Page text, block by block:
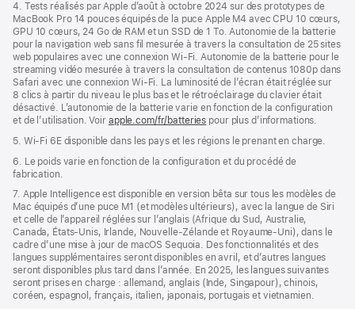
4. Tests réalisés par Apple d’août à octobre 2024 sur des prototypes de
MacBook Pro 14 pouces équipés de la puce Apple M4 avec CPU 10 cœurs,
GPU 10 cœurs, 24 Go de RAM et un SSD de 1 To. Autonomie de la batterie
pour la navigation web sans fil mesurée à travers la consultation de 25 sites
web populaires avec une connexion Wi-Fi. Autonomie de la batterie pour le
streaming vidéo mesurée à travers la consultation de contenus 1080p dans
Safari avec une connexion Wi-Fi. La luminosité de l’écran était réglée sur
8 clics à partir du niveau le plus bas et le rétroéclairage du clavier était
désactivé. L’autonomie de la batterie varie en fonction de la configuration
et de l’utilisation. Voir apple.com/fr/batteries pour plus d’informations.
5. Wi-Fi 6E disponible dans les pays et les régions le prenant en charge.
6. Le poids varie en fonction de la configuration et du procédé de
fabrication.
7. Apple Intelligence est disponible en version bêta sur tous les modèles de
Mac équipés d’une puce M1 (et modèles ultérieurs), avec la langue de Siri
et celle de l’appareil réglées sur l’anglais (Afrique du Sud, Australie,
Canada, États-Unis, Irlande, Nouvelle-Zélande et Royaume-Uni), dans le
cadre d’une mise à jour de macOS Sequoia. Des fonctionnalités et des
langues supplémentaires seront disponibles en avril, et d’autres langues
seront disponibles plus tard dans l’année. En 2025, les langues suivantes
seront prises en charge : allemand, anglais (Inde, Singapour), chinois,
coréen, espagnol, français, italien, japonais, portugais et vietnamien.